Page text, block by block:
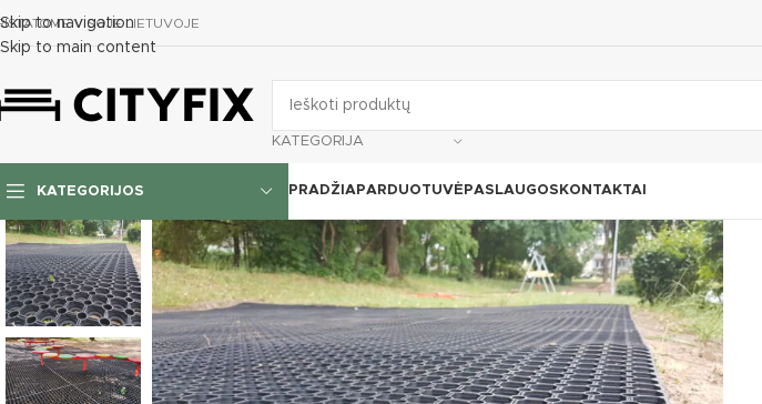
Skip to navigation
Skip to main content
VISOJE LIETUVOJE
KATEGORIJA
KATEGORIJOS PRADŽIAPARDUOTUVĖ PASLAUGOS KONTAKTAI